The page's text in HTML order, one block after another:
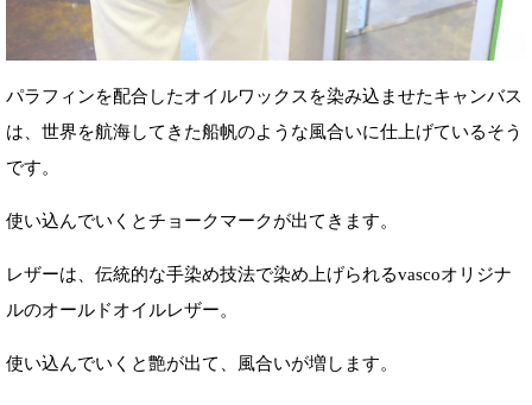
パラフィンを配合したオイルワックスを染み込ませたキャンバス
は、世界を航海してきた船帆のような風合いに仕上げているそう
です。
使い込んでいくとチョークマークが出てきます。
レザーは、伝統的な手染め技法で染め上げられるvascoオリジナ
ルのオールドオイルレザー。
使い込んでいくと艶が出て、風合いが増します。